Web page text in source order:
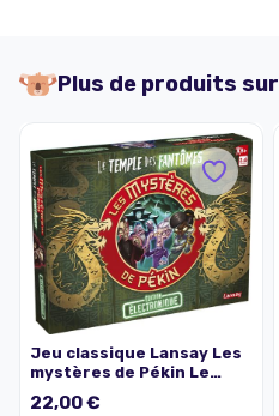
Plus de produits sur
Jeu classique Lansay Les
mystères de Pékin Le
22,00 €